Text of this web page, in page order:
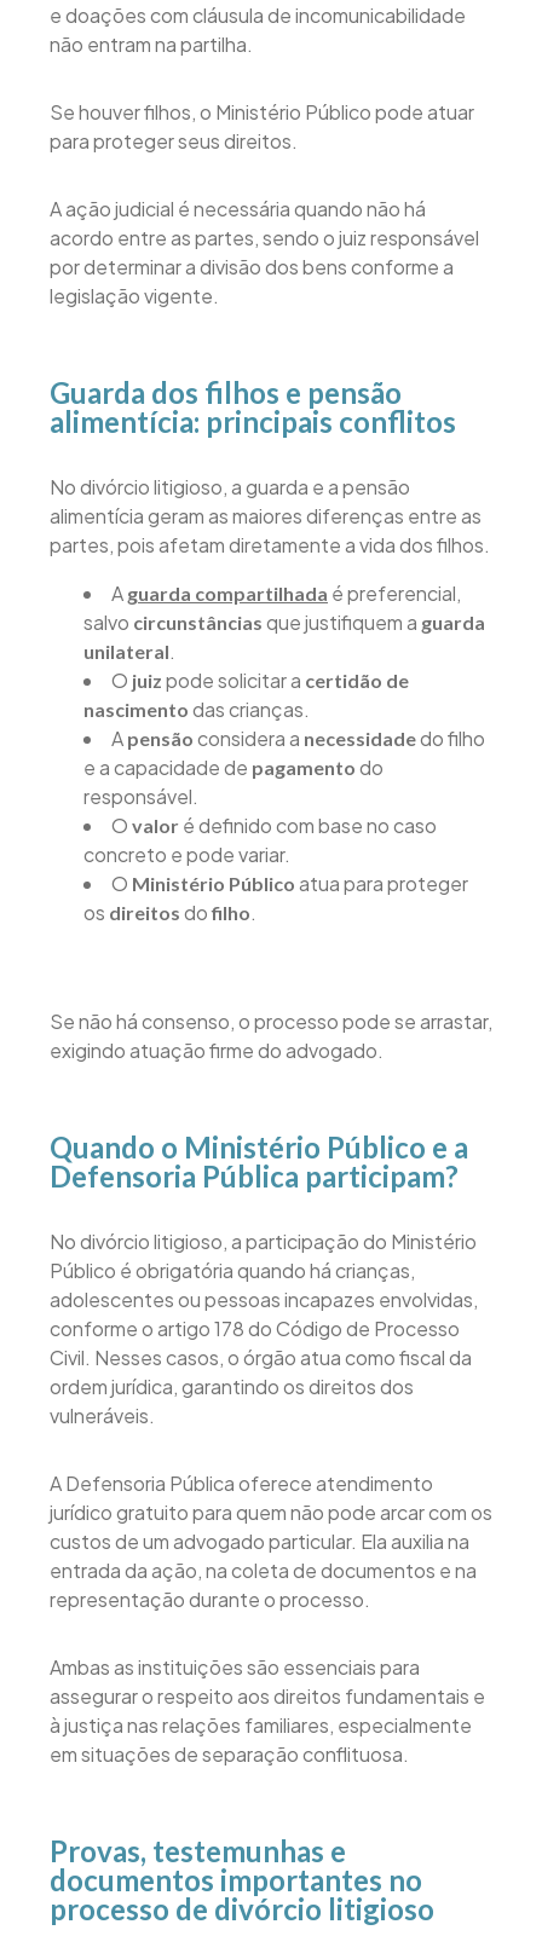
e doações com cláusula de incomunicabilidade
não entram na partilha.
Se houver filhos, o Ministério Público pode atuar
para proteger seus direitos.
A ação judicial é necessária quando não há
acordo entre as partes, sendo o juiz responsável
por determinar a divisão dos bens conforme a
legislação vigente.
Guarda dos filhos e pensão
alimentícia: principais conflitos
No divórcio litigioso, a guarda e a pensão
alimentícia geram as maiores diferenças entre as
partes, pois afetam diretamente a vida dos filhos.
A guarda compartilhada é preferencial,
salvo circunstâncias que justifiquem a guarda
unilateral.
O juiz pode solicitar a certidão de
nascimento das crianças.
A pensão considera a necessidadedo filho
e a capacidade de pagamento do
responsável.
O valor é definido com base no caso
concreto e pode variar.
O Ministério Público atua para proteger
os direitos dofilho.
Se não há consenso, o processo pode se arrastar,
exigindo atuação firme do advogado.
Quando o Ministério Público e a
Defensoria Pública participam?
No divórcio litigioso, a participação do Ministério
Público é obrigatória quando há crianças,
adolescentes ou pessoas incapazes envolvidas,
conforme o artigo 178 do Código de Processo
Civil. Nesses casos, o órgão atua como fiscal da
ordem jurídica, garantindo os direitos dos
vulneráveis.
A Defensoria Pública oferece atendimento
jurídico gratuito para quem não pode arcar com os
custos de um advogado particular. Ela auxilia na
entrada da ação, na coleta de documentos e na
representação durante o processo.
Ambas as instituições são essenciais para
assegurar o respeito aos direitos fundamentais e
à justiça nas relações familiares, especialmente
em situações de separação conflituosa.
Provas, testemunhas e
documentos importantes no
processo de divórcio litigioso